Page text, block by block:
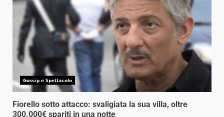
Gossip e Spettacolo
Fiorello sotto attacco: svaligiata la sua villa, oltre
300.000€ spariti in una notte